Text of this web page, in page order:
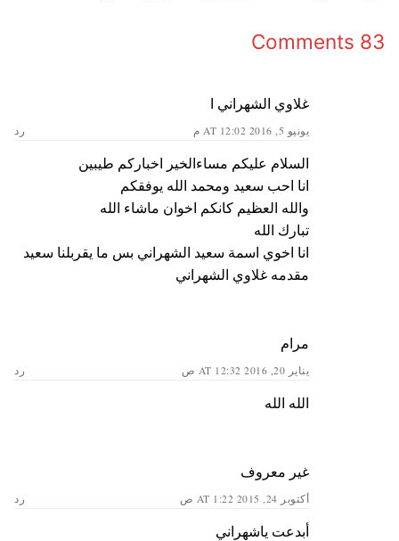
83 Comments
غلاوي الشهراني ا
يونيو 5, 2016 AT 12:02 م رد
السلام عليكم مساءالخير اخباركم طيبين
انا احب سعيد ومحمد الله يوفقكم
والله العظيم كانكم اخوان ماشاء الله
تبارك الله
انا اخوي اسمة سعيد الشهراني بس ما يقربلنا سعيد
مقدمه غلاوي الشهراني
مرام
يناير 20, 2016 AT 12:32 ص رد
الله الله
غير معروف
أكتوبر 24, 2015 AT 1:22 ص رد
أبدعت ياشهراني